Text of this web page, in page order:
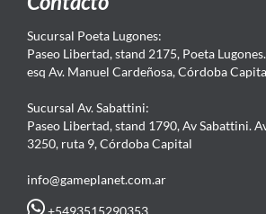
Sucursal Poeta Lugones:
Paseo Libertad, stand 2175, Poeta
esq Av. Manuel Cardeñosa, Córdoba
Sucursal Av. Sabattini:
Paseo Libertad, stand 1790, Av Sabattini.
3250, ruta 9, Córdoba Capital
info@gameplanet.com.ar
+5493515290353